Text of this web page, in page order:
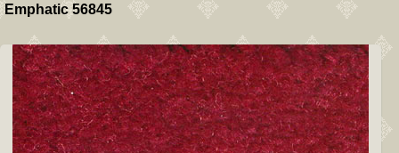
Emphatic 56845